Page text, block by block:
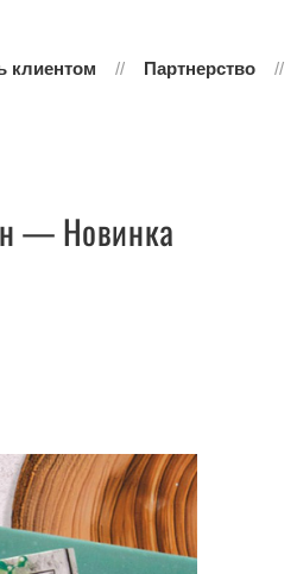
клиентом Партнерство
— Новинка